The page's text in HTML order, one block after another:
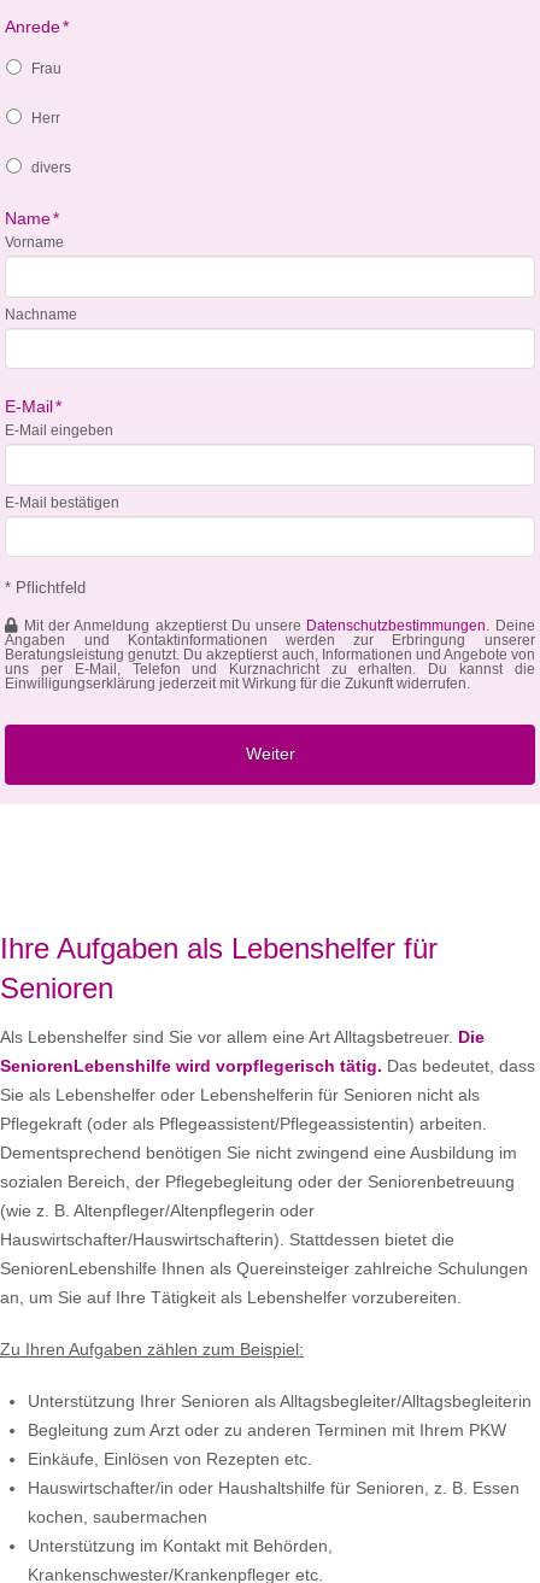
Anrede*
Frau
Herr
divers
Name*
Vorname
Nachname
E-Mail*
E-Mail eingeben
E-Mail bestätigen
* Pflichtfeld
Mit der Anmeldung akzeptierst Du unsere Datenschutzbestimmungen. Deine
Angaben und Kontaktinformationen werden zur Erbringung unserer
Beratungsleistung genutzt. Du akzeptierst auch, Informationen und Angebote von
uns per E-Mail, Telefon und Kurznachricht zu erhalten. Du kannst die
Einwilligungserklärung jederzeit mit Wirkung für die Zukunft widerrufen.
Ihre Aufgaben als Lebenshelfer für
Senioren
Als Lebenshelfer sind Sie vor allem eine Art Alltagsbetreuer. Die
SeniorenLebenshilfe wird vorpflegerisch tätig. Das bedeutet, dass
Sie als Lebenshelfer oder Lebenshelferin für Senioren nicht als
Pflegekraft (oder als Pflegeassistent/Pflegeassistentin) arbeiten.
Dementsprechend benötigen Sie nicht zwingend eine Ausbildung im
sozialen Bereich, der Pflegebegleitung oder der Seniorenbetreuung
(wie z. B. Altenpfleger/Altenpflegerin oder
Hauswirtschafter/Hauswirtschafterin). Stattdessen bietet die
SeniorenLebenshilfe Ihnen als Quereinsteiger zahlreiche Schulungen
an, um Sie auf Ihre Tätigkeit als Lebenshelfer vorzubereiten.
Zu Ihren Aufgaben zählen zum Beispiel:
Unterstützung Ihrer Senioren als Alltagsbegleiter/Alltagsbegleiterin
Begleitung zum Arzt oder zu anderen Terminen mit Ihrem PKW
Einkäufe, Einlösen von Rezepten etc.
Hauswirtschafter/in oder Haushaltshilfe für Senioren, z. B. Essen
kochen, saubermachen
Unterstützung im Kontakt mit Behörden,
Krankenschwester/Krankenpfleger etc.